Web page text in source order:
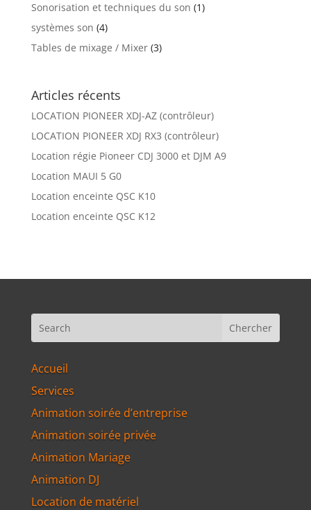
Sonorisation et techniques du son (1)
systèmes son (4)
Tables de mixage / Mixer(3)
Articles récents
LOCATION PIONEER XDJ-AZ (contrôleur)
LOCATION PIONEER XDJ RX3 (contrôleur)
Location régie Pioneer CDJ 3000 et DJM A9
Location MAUI 5 G0
Location enceinte QSC K10
Location enceinte QSC K12
Accueil
Services
Animation soirée d’entreprise
Animation soirée privée
Animation Mariage
Animation DJ
Location de matériel